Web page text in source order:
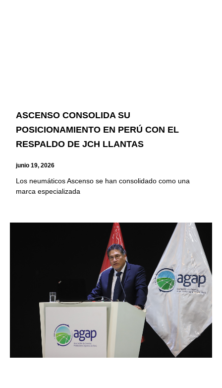
ASCENSO CONSOLIDA SU
POSICIONAMIENTO EN PERÚ CON EL
RESPALDO DE JCH LLANTAS
junio 19, 2026
Los neumáticos Ascenso se han consolidado como una
marca especializada